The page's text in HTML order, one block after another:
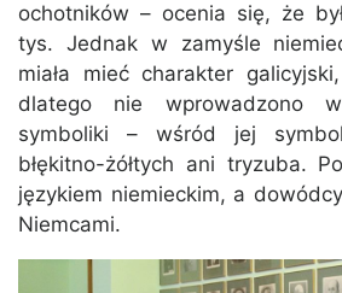
ochotników – ocenia się, że
tys. Jednak w zamyśle
miała mieć charakter
dlatego nie wprowadzono
symboliki – wśród jej
błękitno-żółtych ani tryzuba.
językiem niemieckim, a
Niemcami.